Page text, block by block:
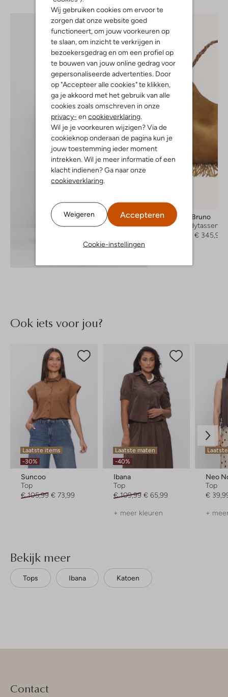
Wij gebruiken cookies om ervoor te
zorgen dat onze website goed
functioneert, om jouw voorkeuren op
te slaan, om inzicht te verkrijgen in
bezoekersgedrag en om een profiel op
te bouwen van jouw online gedrag voor
gepersonaliseerde advertenties. Door
op "Accepteer alle cookies" te klikken,
ga je akkoord met het gebruik van alle
cookies zoals omschreven in onze
privacy- en cookieverklaring
Wil je je voorkeuren wijzigen? Via de
cookieknop onderaan de pagina kun je
jouw toestemming ieder moment
intrekken. Wil je meer informatie of een
klacht indienen? Ga naar onze
cookieverklaring
Weigeren Accepteren
Cookie-instellingen
-30%
Vanessa Bruno
Crossbodytassen
€ 345,99
Ook iets voor jou?
Laatste items
-30%
Suncoo
Top
€ 105,99 € 73,99
Laatste maten
-40%
Ibana
Top
€ 109,99 € 65,99
+ meer kleuren
Neo
Top
€
+
Bekijk meer
Tops Ibana Katoen
Contact